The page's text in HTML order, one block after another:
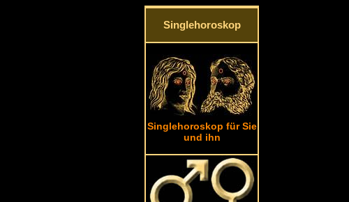
Singlehoroskop
Singlehoroskop für Sie
und ihn